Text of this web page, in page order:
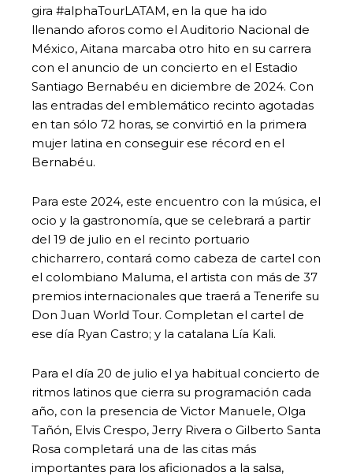
gira #alphaTourLATAM, en la que ha ido
llenando aforos como el Auditorio Nacional de
México, Aitana marcaba otro hito en su carrera
con el anuncio de un concierto en el Estadio
Santiago Bernabéu en diciembre de 2024. Con
las entradas del emblemático recinto agotadas
en tan sólo 72 horas, se convirtió en la primera
mujer latina en conseguir ese récord en el
Bernabéu.
Para este 2024, este encuentro con la música, el
ocio y la gastronomía, que se celebrará a partir
del 19 de julio en el recinto portuario
chicharrero, contará como cabeza de cartel con
el colombiano Maluma, el artista con más de 37
premios internacionales que traerá a Tenerife su
Don Juan World Tour. Completan el cartel de
ese día Ryan Castro; y la catalana Lía Kali.
Para el día 20 de julio el ya habitual concierto de
ritmos latinos que cierra su programación cada
año, con la presencia de Victor Manuele, Olga
Tañón, Elvis Crespo, Jerry Rivera o Gilberto Santa
Rosa completará una de las citas más
importantes para los aficionados a la salsa,